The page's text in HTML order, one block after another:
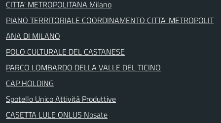
CITTA' METROPOLITANA Milano
PIANO TERRITORIALE COORDINAMENTO CITTA' METROPOLIT
ANA DI MILANO
POLO CULTURALE DEL CASTANESE
PARCO LOMBARDO DELLA VALLE DEL TICINO
CAP HOLDING
Spotello Unico Attività Produttive
CASETTA LULE ONLUS Nosate